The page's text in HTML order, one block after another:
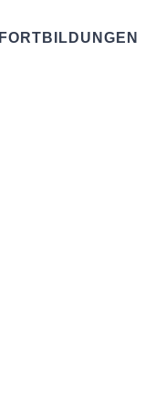
FORTBILDUNGEN